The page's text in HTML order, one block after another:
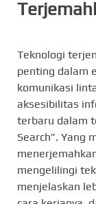
Teknologi
penting dalam
komunikasi
aksesibilitas
terbaru dalam
Search”. Yang
mengelilingi
menjelaskan